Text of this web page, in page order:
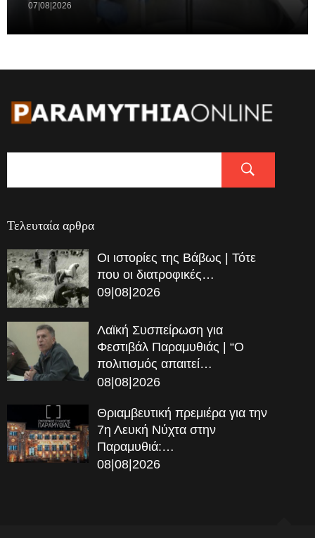
07|08|2026
Τελευταία αρθρα
Οι ιστορίες της Βάβως | Τότε
που οι διατροφικές…
09|08|2026
Λαϊκή Συσπείρωση για
Φεστιβάλ Παραμυθιάς | “Ο
πολιτισμός απαιτεί…
08|08|2026
Θριαμβευτική πρεμιέρα για την
7η Λευκή Νύχτα στην
Παραμυθιά:…
08|08|2026